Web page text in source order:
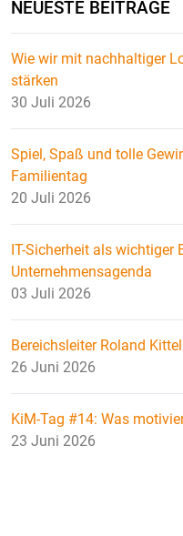
NEUESTE BEITRÄGE
Wie wir mit nachhaltiger
stärken
30 Juli 2026
Spiel, Spaß und tolle
Familientag
20 Juli 2026
IT-Sicherheit als wichtiger
Unternehmensagenda
03 Juli 2026
Bereichsleiter Roland
26 Juni 2026
KiM-Tag #14: Was
23 Juni 2026